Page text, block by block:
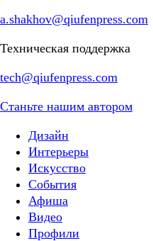
a.shakhov@qiufenpress.com
Техническая поддержка
tech@qiufenpress.com
Станьте нашим автором
Дизайн
Интерьеры
Искусство
События
Афиша
Видео
Профили